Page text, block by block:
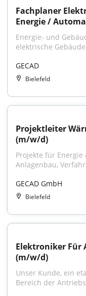
Fachplaner
Energie /
Energie- und
elektrische
GECAD
Bielefeld
Projektleiter
(m/w/d)
Projekte für
Anlagenbau,
GECAD GmbH
Bielefeld
Elektroniker Für
(m/w/d)
Unser Kunde, ein
Bereich der